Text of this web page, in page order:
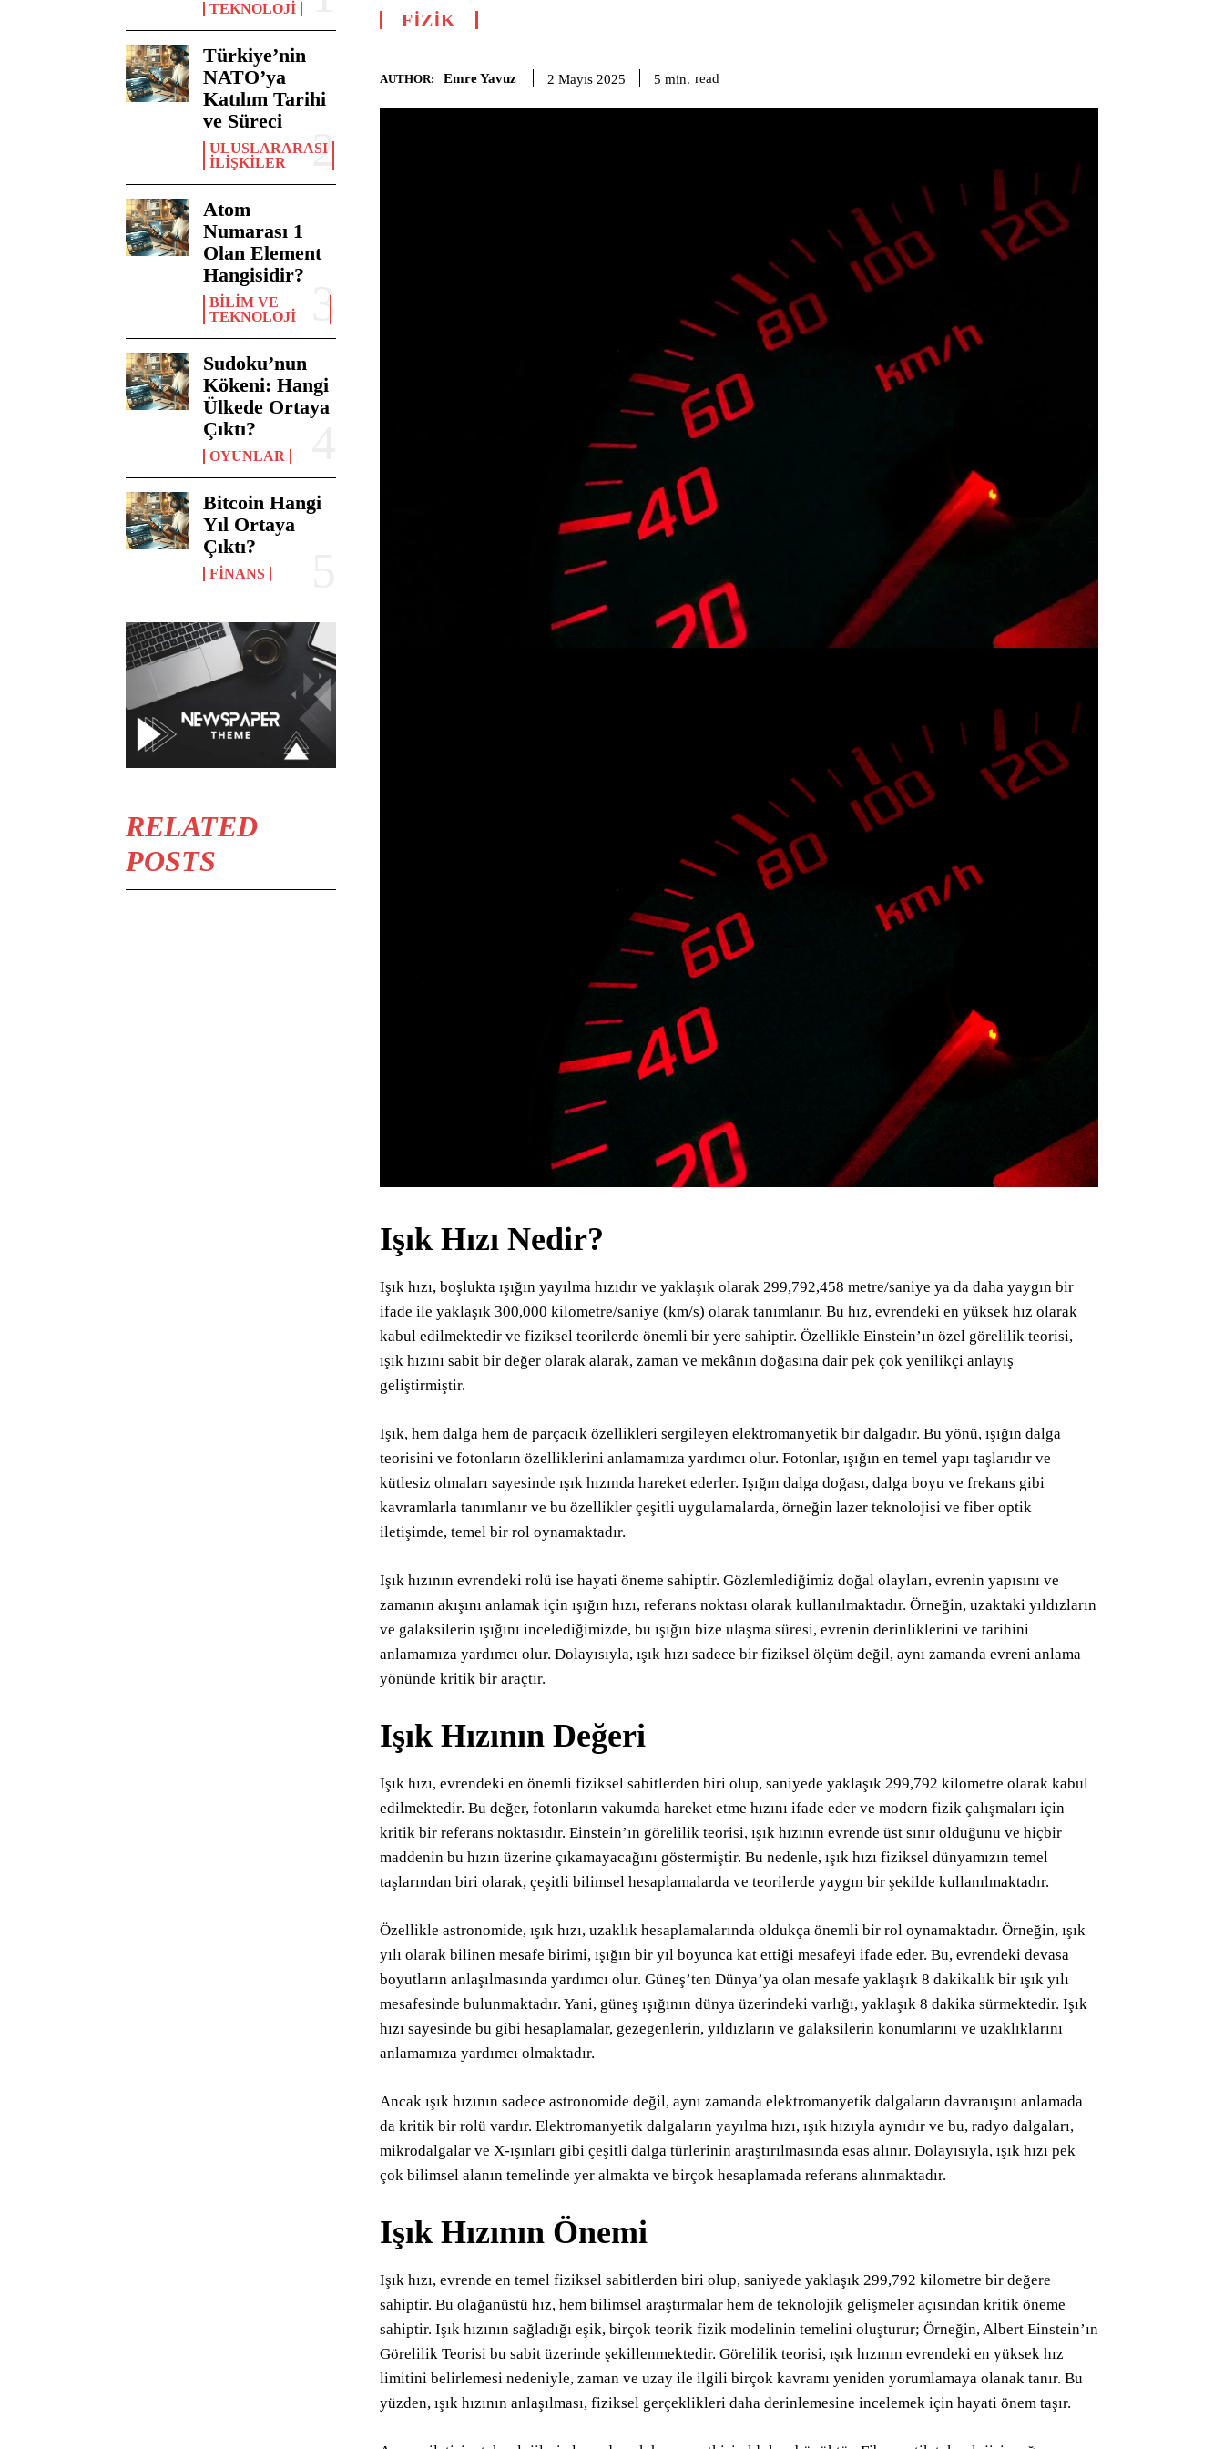
TEKNOLOJI
Türkiye’nin
NATO’ya
Katılım Tarihi
ve Süreci
ULUSLARARASI
İLIŞKILER
Atom
Numarası 1
Olan Element
Hangisidir?
BILIM VE
TEKNOLOJI
Sudoku’nun
Kökeni: Hangi
Ülkede Ortaya
Çıktı?
OYUNLAR
Bitcoin Hangi
Yıl Ortaya
Çıktı?
FINANS
RELATED
POSTS
FIZIK
AUTHOR: Emre Yavuz 2 Mayıs 2025 5 min. read
Işık Hızı Nedir?
Işık hızı, boşlukta ışığın yayılma hızıdır ve yaklaşık olarak 299,792,458 metre/saniye ya da daha yaygın bir
ifade ile yaklaşık 300,000 kilometre/saniye (km/s) olarak tanımlanır. Bu hız, evrendeki en yüksek hız olarak
kabul edilmektedir ve fiziksel teorilerde önemli bir yere sahiptir. Özellikle Einstein’ın özel görelilik teorisi,
ışık hızını sabit bir değer olarak alarak, zaman ve mekânın doğasına dair pek çok yenilikçi anlayış
geliştirmiştir.
Işık, hem dalga hem de parçacık özellikleri sergileyen elektromanyetik bir dalgadır. Bu yönü, ışığın dalga
teorisini ve fotonların özelliklerini anlamamıza yardımcı olur. Fotonlar, ışığın en temel yapı taşlarıdır ve
kütlesiz olmaları sayesinde ışık hızında hareket ederler. Işığın dalga doğası, dalga boyu ve frekans gibi
kavramlarla tanımlanır ve bu özellikler çeşitli uygulamalarda, örneğin lazer teknolojisi ve fiber optik
iletişimde, temel bir rol oynamaktadır.
Işık hızının evrendeki rolü ise hayati öneme sahiptir. Gözlemlediğimiz doğal olayları, evrenin yapısını ve
zamanın akışını anlamak için ışığın hızı, referans noktası olarak kullanılmaktadır. Örneğin, uzaktaki yıldızların
ve galaksilerin ışığını incelediğimizde, bu ışığın bize ulaşma süresi, evrenin derinliklerini ve tarihini
anlamamıza yardımcı olur. Dolayısıyla, ışık hızı sadece bir fiziksel ölçüm değil, aynı zamanda evreni anlama
yönünde kritik bir araçtır.
Işık Hızının Değeri
Işık hızı, evrendeki en önemli fiziksel sabitlerden biri olup, saniyede yaklaşık 299,792 kilometre olarak kabul
edilmektedir. Bu değer, fotonların vakumda hareket etme hızını ifade eder ve modern fizik çalışmaları için
kritik bir referans noktasıdır. Einstein’ın görelilik teorisi, ışık hızının evrende üst sınır olduğunu ve hiçbir
maddenin bu hızın üzerine çıkamayacağını göstermiştir. Bu nedenle, ışık hızı fiziksel dünyamızın temel
taşlarından biri olarak, çeşitli bilimsel hesaplamalarda ve teorilerde yaygın bir şekilde kullanılmaktadır.
Özellikle astronomide, ışık hızı, uzaklık hesaplamalarında oldukça önemli bir rol oynamaktadır. Örneğin, ışık
yılı olarak bilinen mesafe birimi, ışığın bir yıl boyunca kat ettiği mesafeyi ifade eder. Bu, evrendeki devasa
boyutların anlaşılmasında yardımcı olur. Güneş’ten Dünya’ya olan mesafe yaklaşık 8 dakikalık bir ışık yılı
mesafesinde bulunmaktadır. Yani, güneş ışığının dünya üzerindeki varlığı, yaklaşık 8 dakika sürmektedir. Işık
hızı sayesinde bu gibi hesaplamalar, gezegenlerin, yıldızların ve galaksilerin konumlarını ve uzaklıklarını
anlamamıza yardımcı olmaktadır.
Ancak ışık hızının sadece astronomide değil, aynı zamanda elektromanyetik dalgaların davranışını anlamada
da kritik bir rolü vardır. Elektromanyetik dalgaların yayılma hızı, ışık hızıyla aynıdır ve bu, radyo dalgaları,
mikrodalgalar ve X-ışınları gibi çeşitli dalga türlerinin araştırılmasında esas alınır. Dolayısıyla, ışık hızı pek
çok bilimsel alanın temelinde yer almakta ve birçok hesaplamada referans alınmaktadır.
Işık Hızının Önemi
Işık hızı, evrende en temel fiziksel sabitlerden biri olup, saniyede yaklaşık 299,792 kilometre bir değere
sahiptir. Bu olağanüstü hız, hem bilimsel araştırmalar hem de teknolojik gelişmeler açısından kritik öneme
sahiptir. Işık hızının sağladığı eşik, birçok teorik fizik modelinin temelini oluşturur; Örneğin, Albert Einstein’ın
Görelilik Teorisi bu sabit üzerinde şekillenmektedir. Görelilik teorisi, ışık hızının evrendeki en yüksek hız
limitini belirlemesi nedeniyle, zaman ve uzay ile ilgili birçok kavramı yeniden yorumlamaya olanak tanır. Bu
yüzden, ışık hızının anlaşılması, fiziksel gerçeklikleri daha derinlemesine incelemek için hayati önem taşır.